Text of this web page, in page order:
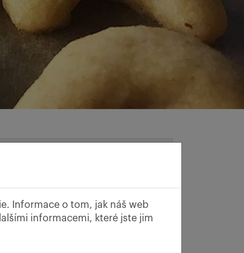
Doba přípravy
60 min
Doba vaření
Informace o tom, jak náš web
informacemi, které jste jim